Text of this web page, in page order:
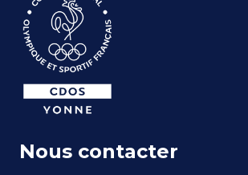
Nous contacter